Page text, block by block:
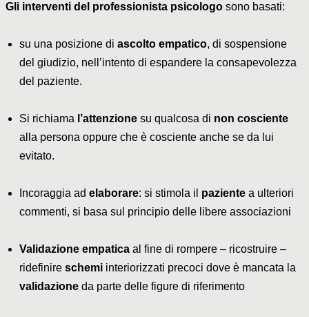
Gli interventi del professionista psicologosono basati:
su una posizione di ascolto empatico, di sospensione
del giudizio, nell’intento di espandere la consapevolezza
del paziente.
Si richiama l’attenzione su qualcosa di non cosciente
alla persona oppure che è cosciente anche se da lui
evitato.
Incoraggia ad elaborare: si stimola il paziente a ulteriori
commenti, si basa sul principio delle libere associazioni
Validazione empaticaal fine di rompere – ricostruire –
ridefinire schemi interiorizzati precoci dove è mancata la
validazione da parte delle figure di riferimento